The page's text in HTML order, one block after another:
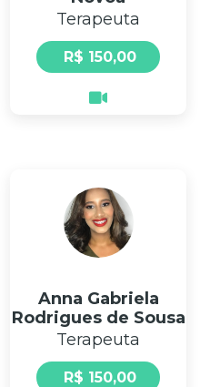
Terapeuta
R$ 150,00
Anna Gabriela
Rodrigues de Sousa
Terapeuta
R$ 150,00